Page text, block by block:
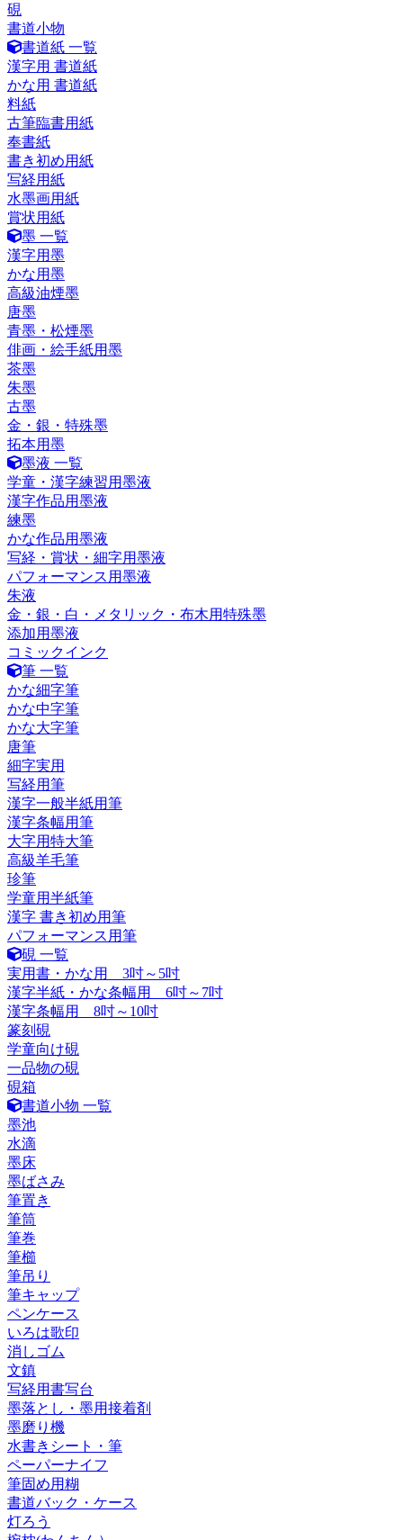
硯
書道小物
書道紙 一覧
漢字用 書道紙
かな用 書道紙
料紙
古筆臨書用紙
奉書紙
書き初め用紙
写経用紙
水墨画用紙
賞状用紙
墨 一覧
漢字用墨
かな用墨
高級油煙墨
唐墨
青墨・松煙墨
俳画・絵手紙用墨
茶墨
朱墨
古墨
金・銀・特殊墨
拓本用墨
墨液 一覧
学童・漢字練習用墨液
漢字作品用墨液
練墨
かな作品用墨液
写経・賞状・細字用墨液
パフォーマンス用墨液
朱液
金・銀・白・メタリック・布木用特殊墨
添加用墨液
コミックインク
筆 一覧
かな細字筆
かな中字筆
かな大字筆
唐筆
細字実用
写経用筆
漢字一般半紙用筆
漢字条幅用筆
大字用特大筆
高級羊毛筆
珍筆
学童用半紙筆
漢字 書き初め用筆
パフォーマンス用筆
硯 一覧
実用書・かな用 3吋～5吋
漢字半紙・かな条幅用 6吋～7吋
漢字条幅用 8吋～10吋
篆刻硯
学童向け硯
一品物の硯
硯箱
書道小物 一覧
墨池
水滴
墨床
墨ばさみ
筆置き
筆筒
筆巻
筆櫛
筆吊り
筆キャップ
ペンケース
いろは歌印
消しゴム
文鎮
写経用書写台
墨落とし・墨用接着剤
墨磨り機
水書きシート・筆
ペーパーナイフ
筆固め用糊
書道バック・ケース
灯ろう